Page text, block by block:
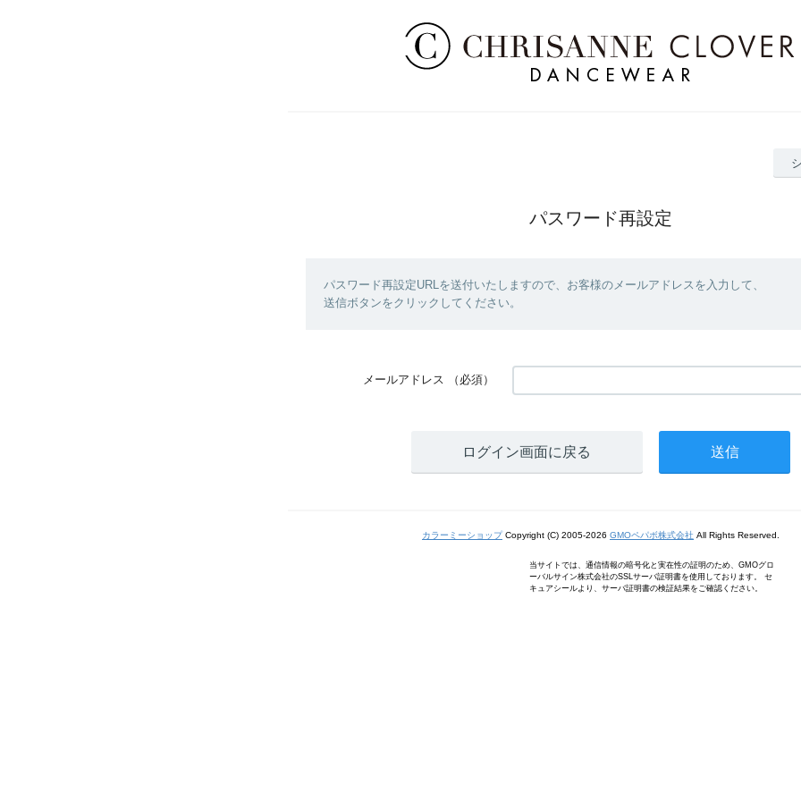
パスワード再設定
パスワード再設定URLを送付いたしますので、お客様のメールアドレスを入力して、
送信ボタンをクリックしてください。
メールアドレス （必須）
ログイン画面に戻る
カラーミーショップCopyright (C) 2005-2026 GMOペパボ株式会社 All Rights Reserved.
当サイトでは、通信情報の暗号化と実在性の証明のため、GMOグロ
ーバルサイン株式会社のSSLサーバ証明書を使用しております。 セ
キュアシールより、サーバ証明書の検証結果をご確認ください。